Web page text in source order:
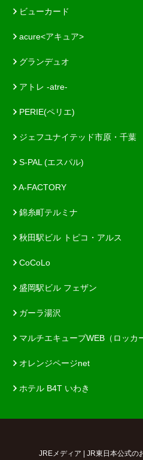
ビューカード
acure<アキュア>
グランデュオ
アトレ -atre-
PERIE(ペリエ)
ジェフユナイテッド市原・千葉
S-PAL (エスパル)
A-FACTORY
錦糸町テルミナ
秋田駅ビル トピコ・アルス
CoCoLo
盛岡駅ビル フェザン
ガーラ湯沢
マルチエキューブWEB（ロッカ
オレンジページnet
ホテル B4T いわき
JREメディア | JR東日本公式の